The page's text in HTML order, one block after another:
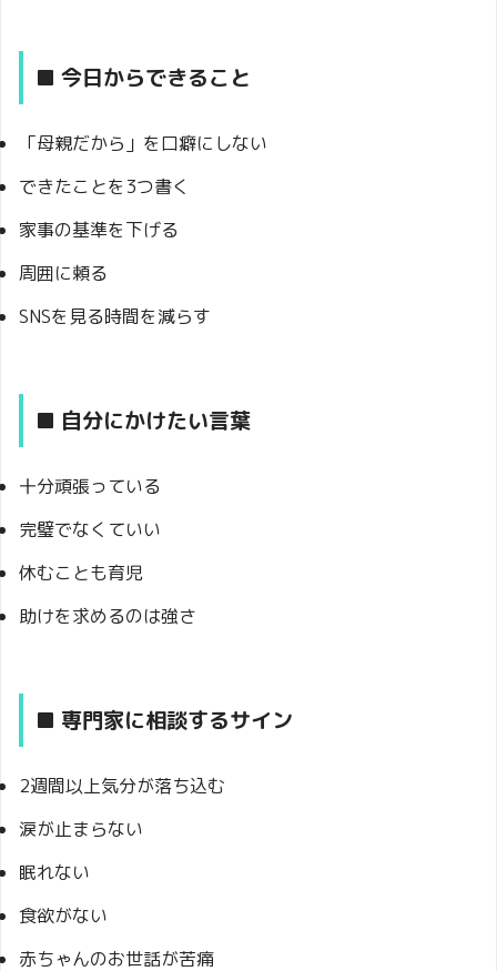
■ 今日からできること
「母親だから」を口癖にしない
できたことを3つ書く
家事の基準を下げる
周囲に頼る
SNSを見る時間を減らす
■ 自分にかけたい言葉
十分頑張っている
完璧でなくていい
休むことも育児
助けを求めるのは強さ
■ 専門家に相談するサイン
2週間以上気分が落ち込む
涙が止まらない
眠れない
食欲がない
赤ちゃんのお世話が苦痛